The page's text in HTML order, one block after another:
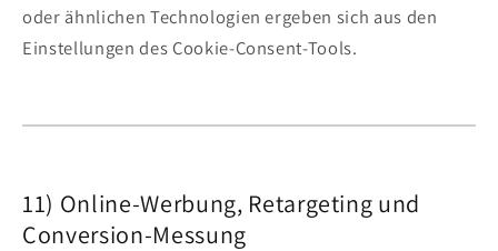
oder ähnlichen Technologien ergeben sich aus den
Einstellungen des Cookie-Consent-Tools.
11) Online-Werbung, Retargeting und
Conversion-Messung